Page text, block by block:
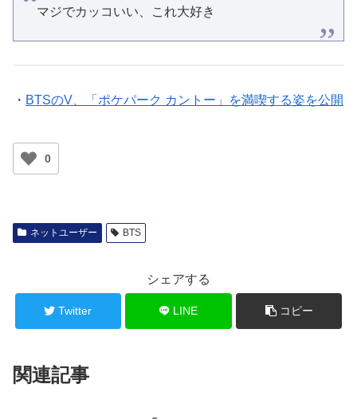
マジでカッコいい、これ大好き
・ BTSのV、「ポケパーク カントー」を満喫する姿を公開
0
ネットユーザー BTS
シェアする
Twitter LINE コピー
関連記事